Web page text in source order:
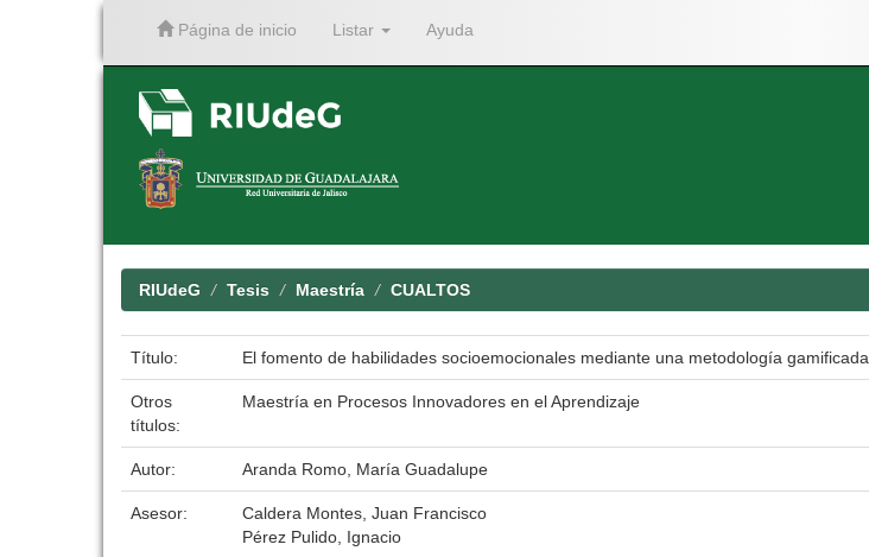
Página de inicio Listar Ayuda
RIUdeG Tesis Maestría CUALTOS
Título: El fomento de habilidades socioemocionales mediante una metodología
Otros
títulos:
Maestría en Procesos Innovadores en el Aprendizaje
Autor: Aranda Romo, María Guadalupe
Asesor:
Caldera Montes, Juan Francisco
Pérez Pulido, Ignacio